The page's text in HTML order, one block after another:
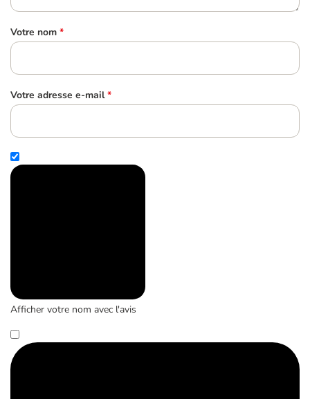
Votre nom *
Votre adresse e-mail *
Afficher votre nom avec l'avis